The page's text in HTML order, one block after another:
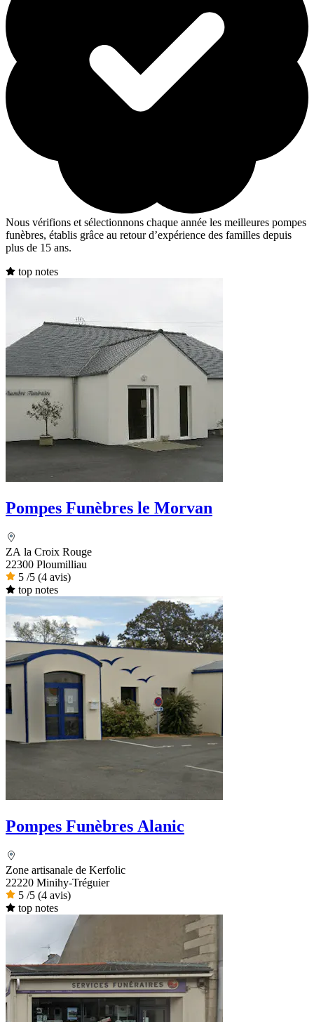
Nous vérifions et sélectionnons chaque année les meilleures pompes
funèbres, établis grâce au retour d’expérience des familles depuis
plus de 15 ans.
top notes
Pompes Funèbres le Morvan
ZA la Croix Rouge
22300 Ploumilliau
5 /5 (4 avis)
top notes
Pompes Funèbres Alanic
Zone artisanale de Kerfolic
22220 Minihy-Tréguier
5 /5 (4 avis)
top notes